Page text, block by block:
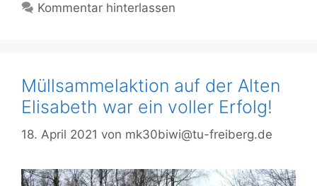
Kommentar hinterlassen
Müllsammelaktion auf der Alten
Elisabeth war ein voller Erfolg!
18. April 2021 von mk30biwi@tu-freiberg.de